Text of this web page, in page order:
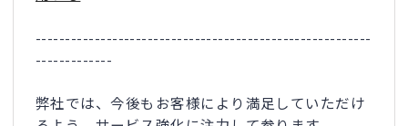
---------------------------------------------------------
-------------
弊社では、今後もお客様により満足していただけ